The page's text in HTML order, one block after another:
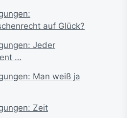
auf Glück?
Jeder
…
Man weiß ja
Zeit